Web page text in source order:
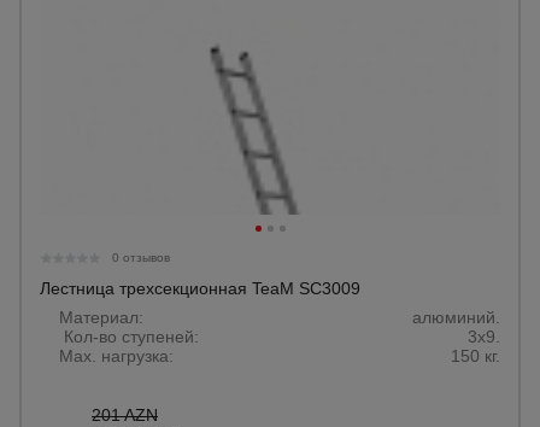
0 отзывов
Лестница трехсекционная TeaM SC3009
Материал:
алюминий.
Кол-во ступеней:
3х9.
Max. нагрузка:
150 кг.
201 AZN